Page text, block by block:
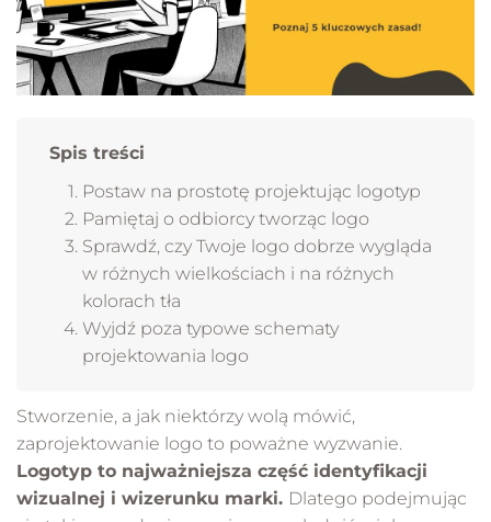
Spis treści
Postaw na prostotę projektując logotyp
Pamiętaj o odbiorcy tworząc logo
Sprawdź, czy Twoje logo dobrze wygląda
w różnych wielkościach i na różnych
kolorach tła
Wyjdź poza typowe schematy
projektowania logo
Stworzenie, a jak niektórzy wolą mówić,
zaprojektowanie logo to poważne wyzwanie.
Logotyp to najważniejsza część identyfikacji
wizualnej i wizerunku marki. Dlatego podejmując